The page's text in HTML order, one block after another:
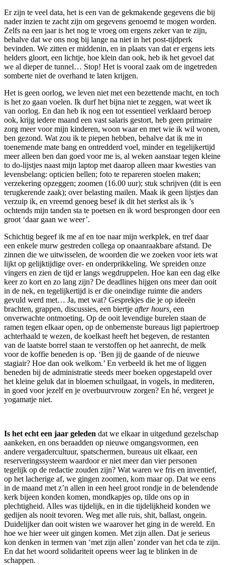
Er zijn te veel data, het is een van de gekmakende gegevens die bij
nader inzien te zacht zijn om gegevens genoemd te mogen worden.
Zelfs na een jaar is het nog te vroeg om ergens zeker van te zijn,
behalve dat we ons nog bij lange na niet in het post-tijdperk
bevinden. We zitten er middenin, en in plaats van dat er ergens iets
helders gloort, een lichtje, hoe klein dan ook, heb ik het gevoel dat
we al dieper de tunnel… Stop! Het is vooral zaak om de ingetreden
somberte niet de overhand te laten krijgen.
Het is geen oorlog, we leven niet met een bezettende macht, en toch
is het zo gaan voelen. Ik durf het bijna niet te zeggen, wat weet ik
van oorlog. En dan heb ik nog een tot essentieel verklaard beroep
ook, krijg iedere maand een vast salaris gestort, heb geen primaire
zorg meer voor mijn kinderen, woon waar en met wie ik wil wonen,
ben gezond. Wat zou ik te piepen hebben, behalve dat ik me in
toenemende mate bang en ontredderd voel, minder en tegelijkertijd
meer alleen ben dan goed voor me is, al weken aanstaar tegen kleine
to do-lijstjes naast mijn laptop met daarop alleen maar kwesties van
levensbelang: opticien bellen; foto te repareren stoelen maken;
verzekering opzeggen; zoomen (16.00 uur); stuk schrijven (dit is een
terugkerende zaak); over belasting mailen. Maak ik geen lijstjes dan
verzuip ik, en vreemd genoeg besef ik dit het sterkst als ik ’s
ochtends mijn tanden sta te poetsen en ik word besprongen door een
groot ‘daar gaan we weer’.
Schichtig begeef ik me af en toe naar mijn werkplek, en tref daar
een enkele murw gestreden collega op onaanraakbare afstand. De
zinnen die we uitwisselen, de woorden die we zoeken voor iets wat
lijkt op gelijktijdige over- en onderprikkeling. We spreiden onze
vingers en zien de tijd er langs wegdruppelen. Hoe kan een dag elke
keer zo kort en zo lang zijn? De deadlines hijgen ons meer dan ooit
in de nek, en tegelijkertijd is er die oneindige ruimte die anders
gevuld werd met… Ja, met wat? Gesprekjes die je op ideeën
brachten, grappen, discussies, een biertje after hours, een
onverwachte ontmoeting. Op de ooit levendige burelen staan de
ramen tegen elkaar open, op de onbemenste bureaus ligt papiertroep
achterhaald te wezen, de koelkast heeft het begeven, de restanten
van de laatste borrel staan te verstoffen op het aanrecht, de melk
voor de koffie beneden is op. ‘Ben jij de gaande of de nieuwe
stagiair? Hoe dan ook welkom.’ En verbeeld ik het me of liggen
beneden bij de administratie steeds meer boeken opgestapeld over
het kleine geluk dat in bloemen schuilgaat, in vogels, in mediteren,
in goed voor jezelf en je overbuurvrouw zorgen? En hé, vergeet je
yogamatje niet.
Is het echt een jaar geleden dat we elkaar in uitgedund gezelschap
aankeken, en ons beraadden op nieuwe omgangsvormen, een
andere vergadercultuur, spatschermen, bureaus uit elkaar, een
reserveringssysteem waardoor er niet meer dan vier personen
tegelijk op de redactie zouden zijn? Wat waren we fris en inventief,
op het lacherige af, we gingen zoomen, kom maar op. Dat we eens
in de maand met z’n allen in een heel groot rondje in de belendende
kerk bijeen konden komen, mondkapjes op, tilde ons op in
plechtigheid. Alles was tijdelijk, en in die tijdelijkheid konden we
gedijen als nooit tevoren. Weg met alle ruis, shit, ballast, ongein.
Duidelijker dan ooit wisten we waarover het ging in de wereld. En
hoe we hier weer uit gingen komen. Met zijn allen. Dat je serieus
kon denken in termen van ‘met zijn allen’ zonder van het cda te zijn.
En dat het woord solidariteit opeens weer lag te blinken in de
schappen.